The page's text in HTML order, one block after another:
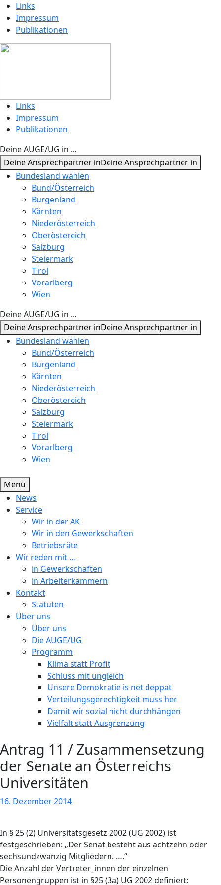
Links
Impressum
Publikationen
Links
Impressum
Publikationen
Deine AUGE/UG in ...
Deine Ansprechpartner inDeine Ansprechpartner in
Bundesland wählen
Bund/Österreich
Burgenland
Kärnten
Niederösterreich
Oberöstereich
Salzburg
Steiermark
Tirol
Vorarlberg
Wien
Deine AUGE/UG in ...
Deine Ansprechpartner inDeine Ansprechpartner in
Bundesland wählen
Bund/Österreich
Burgenland
Kärnten
Niederösterreich
Oberöstereich
Salzburg
Steiermark
Tirol
Vorarlberg
Wien
Menü
News
Service
Wir in der AK
Wir in den Gewerkschaften
Betriebsräte
Wir reden mit …
in Gewerkschaften
in Arbeiterkammern
Kontakt
Statuten
Über uns
Über uns
Die AUGE/UG
Programm
Klima statt Profit
Schluss mit ungleich
Unsere Demokratie is net deppat
Verteilungsgerechtigkeit muss her
Damit wir sozial nicht durchhängen
Vielfalt statt Ausgrenzung
Antrag 11 / Zusammensetzung
der Senate an Österreichs
Universitäten
16. Dezember 2014
In § 25 (2) Universitätsgesetz 2002 (UG 2002) ist
festgeschrieben: „Der Senat besteht aus achtzehn oder
sechsundzwanzig Mitgliedern. ….“
Die Anzahl der Vertreter_innen der einzelnen
Personengruppen ist in §25 (3a) UG 2002 definiert: